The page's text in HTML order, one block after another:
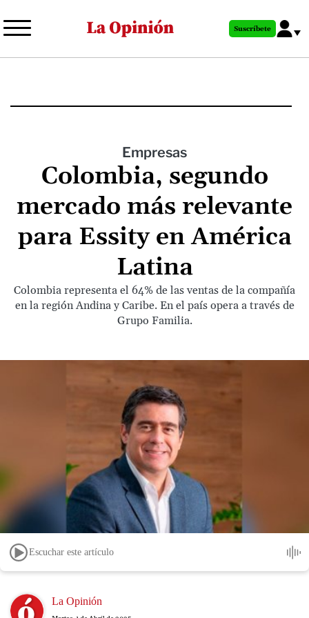
al
principal
Suscríbete
Empresas
Colombia, segundo
mercado más relevante
para Essity en América
Latina
Colombia representa el 64% de las ventas de la compañía
en la región Andina y Caribe. En el país opera a través de
Grupo Familia.
Escuchar este artículo
Image La Opinión